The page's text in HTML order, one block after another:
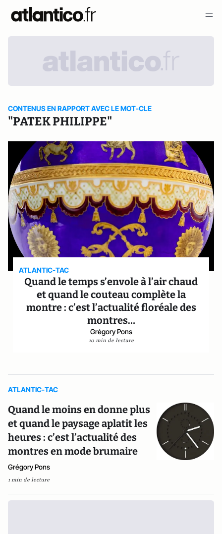
CONTENUS EN RAPPORT AVEC LE MOT-CLE
"PATEK PHILIPPE"
ATLANTIC-TAC
Quand le temps s’envole à l’air chaud
et quand le couteau complète la
montre : c’est l’actualité floréale des
montres…
Grégory Pons
10 min de lecture
ATLANTIC-TAC
Quand le moins en donne plus
et quand le paysage aplatit les
heures : c’est l’actualité des
montres en mode brumaire
Grégory Pons
1 min de lecture